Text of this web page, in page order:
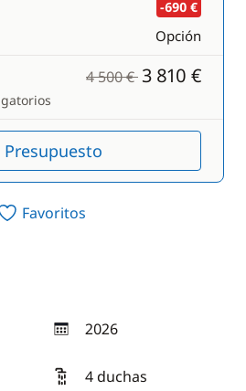
-690 €
Opción
4 500 € 3 810 €
Presupuesto
Favoritos
2026
año
4 duchas